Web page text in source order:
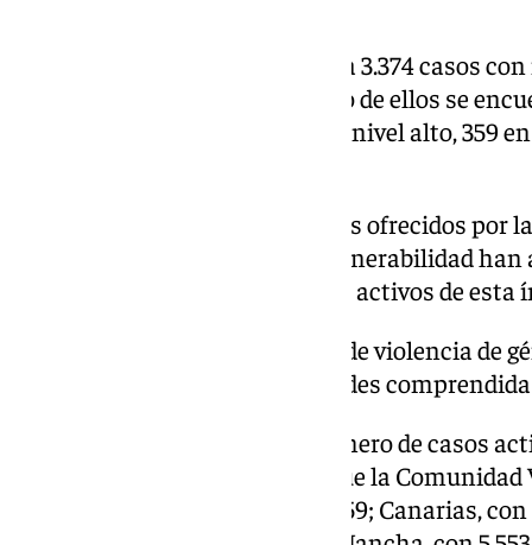
Por otro lado, Andalucía registra 3.374 casos
vulnerabilidad, aunque ninguno de ellos se
cambio, 27 de ellos se sitúan en nivel alto, 359
Comparando estos datos con los ofrecidos por
los menores en situación de vulnerabilidad han
enero de 2024 había 2.757 casos activos de esta
En detalle, de los casos activos de violencia de
(12.662), se producen en las edades
Por comunidades, el mayor número de casos
en Andalucía, con 26.453; le sigue la
Comunidad de Madrid, con 12.759; Canarias,